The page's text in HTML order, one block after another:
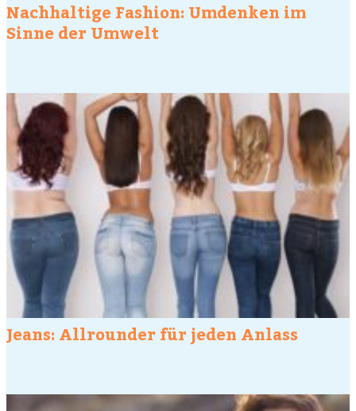
Nachhaltige Fashion: Umdenken im
Sinne der Umwelt
Jeans: Allrounder für jeden Anlass